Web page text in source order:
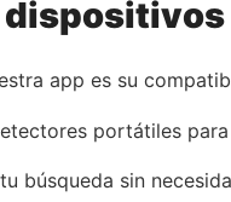
app es su
portátiles
búsqueda sin